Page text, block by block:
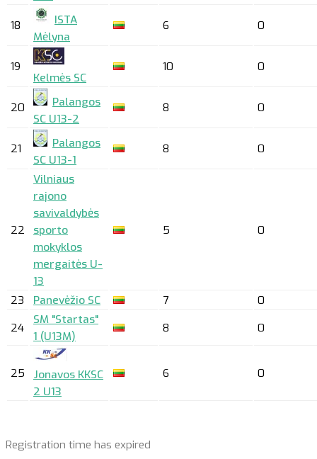
18
ISTA
Mėlyna
6 0
19
Kelmės SC
10 0
20
Palangos
SC U13-2
8 0
21
Palangos
SC U13-1
8 0
22
Vilniaus
rajono
savivaldybės
sporto
mokyklos
mergaitės U-
13
5 0
23 Panevėžio SC 7
0
24
SM "Startas"
1 (U13M)
8 0
25
Jonavos KKSC
2 U13
6 0
Registration time has expired